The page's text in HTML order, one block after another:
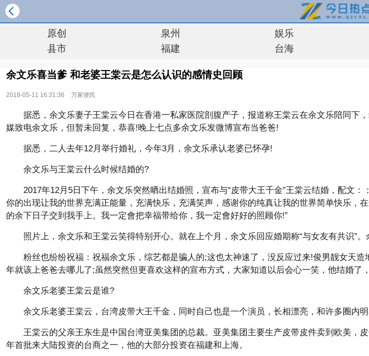
原创 泉州 娱乐
县市
福建 台海
余文乐喜当爹 和老婆王棠云是怎么认识的感情史回顾
2018-05-11 16:31:36 万家便民
据悉，余文乐妻子王棠云今日在香港一私家医院剖腹产子，报道称王棠云在余文乐陪同下
媒致电余文乐，但暂未回复，恭喜!晚上七点多余文乐发微博宣布当爸爸!
据悉，二人去年12月举行婚礼，今年3月，余文乐承认老婆已怀孕!
余文乐与王棠云什么时候结婚的?
2017年12月5日下午，余文乐突然晒出结婚照，宣布与“皮带大王千金”王棠云结婚，配文
你的出现让我的世界充满正能量，充满快乐，充满笑声，感谢你的纯真让我的世界简单快乐，
的余下日子交到我手上。我一定會把幸福带给你，我一定會好好的照顾你!”
照片上，余文乐和王棠云笑得特别开心。就在上个月，余文乐回应婚期称“与女友有共识”
粉丝也纷纷祝福：祝福余文乐，综艺都是骗人的;这也太神速了，没反应过来!俊男靓女天
年就该上爸爸去哪儿了;虽然突然但更喜欢这样的宣布方式，大家知道以后会心一笑，他结婚了
余文乐老婆王棠云是谁?
余文乐老婆王棠云，台湾皮带大王千金，同时自己也是一个演员，长相漂亮，和许多圈内
王棠云的父亲王东生是中国台湾亚美集团的总裁。亚美集团主要生产皮带皮件卖到欧美，
年首批来大陆投资的台商之一，他的大部分投资在福建和上海。